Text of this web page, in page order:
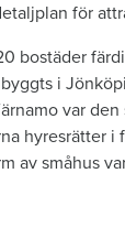
för
bostäder
i
var
hyresrätter i
av småhus